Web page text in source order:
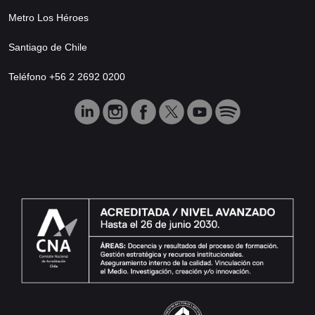
Metro Los Héroes
Santiago de Chile
Teléfono +56 2 2692 0200